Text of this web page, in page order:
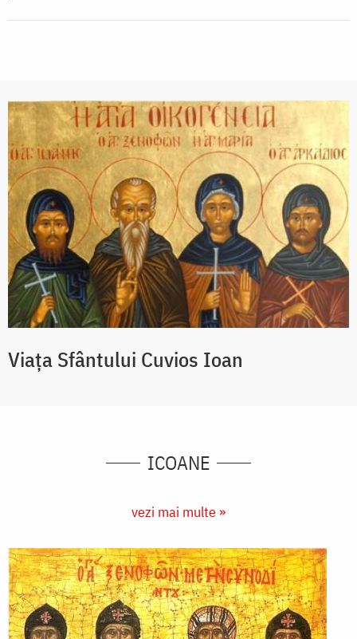
Viaţa Sfântului Cuvios Ioan
ICOANE
vezi mai multe »